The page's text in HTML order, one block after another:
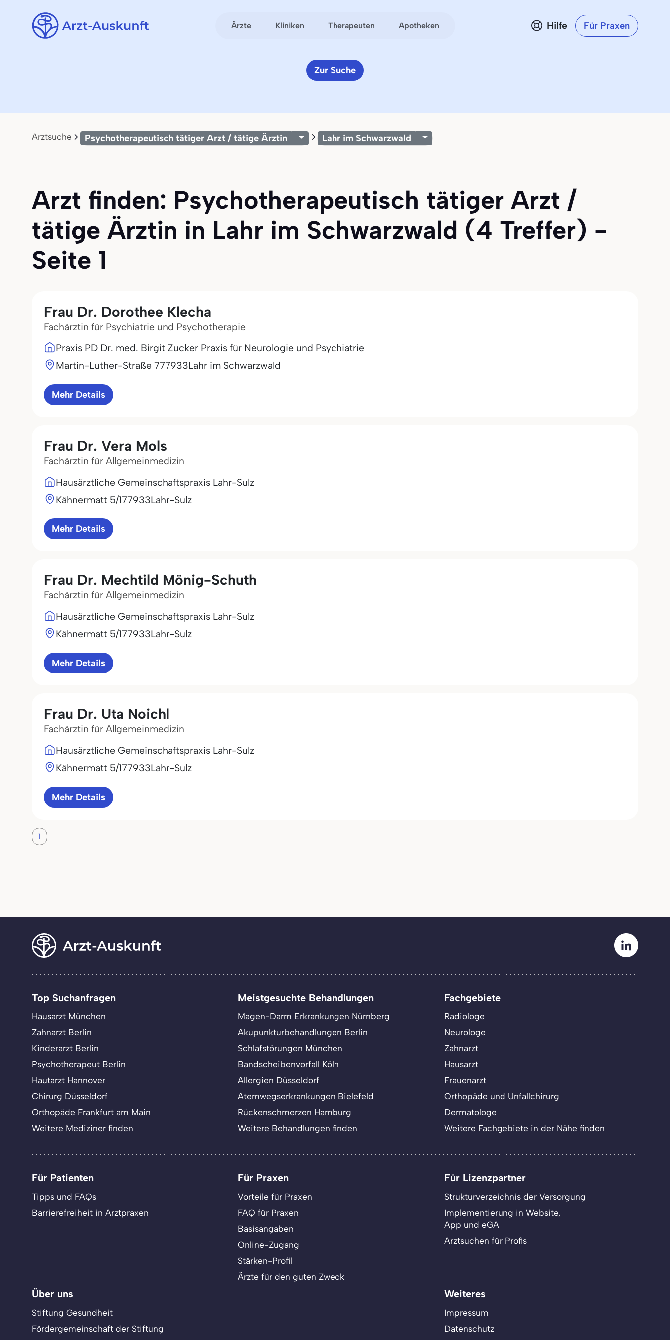
Ärzte Kliniken Therapeuten Apotheken Hilfe Für Praxen
Zur Suche
Arztsuche Psychotherapeutisch tätiger Arzt / tätige Ärztin Lahr im Schwarzwald
Arzt finden: Psychotherapeutisch tätiger Arzt /
tätige Ärztin in Lahr im Schwarzwald (4 Treffer) -
Seite 1
Frau Dr. Dorothee Klecha
Fachärztin für Psychiatrie und Psychotherapie
Praxis PD Dr. med. Birgit Zucker Praxis für Neurologie und Psychiatrie
Martin-Luther-Straße 777933Lahr im Schwarzwald
Mehr Details
Frau Dr. Vera Mols
Fachärztin für Allgemeinmedizin
Hausärztliche Gemeinschaftspraxis Lahr-Sulz
Kähnermatt 5/177933Lahr-Sulz
Mehr Details
Frau Dr. Mechtild Mönig-Schuth
Fachärztin für Allgemeinmedizin
Hausärztliche Gemeinschaftspraxis Lahr-Sulz
Kähnermatt 5/177933Lahr-Sulz
Mehr Details
Frau Dr. Uta Noichl
Fachärztin für Allgemeinmedizin
Hausärztliche Gemeinschaftspraxis Lahr-Sulz
Kähnermatt 5/177933Lahr-Sulz
Mehr Details
1
Top Suchanfragen
Hausarzt München
Zahnarzt Berlin
Kinderarzt Berlin
Psychotherapeut Berlin
Hautarzt Hannover
Chirurg Düsseldorf
Orthopäde Frankfurt am Main
Weitere Mediziner finden
Meistgesuchte Behandlungen
Magen-Darm Erkrankungen Nürnberg
Akupunkturbehandlungen Berlin
Schlafstörungen München
Bandscheibenvorfall Köln
Allergien Düsseldorf
Atemwegserkrankungen Bielefeld
Rückenschmerzen Hamburg
Weitere Behandlungen finden
Fachgebiete
Radiologe
Neurologe
Zahnarzt
Hausarzt
Frauenarzt
Orthopäde und Unfallchirurg
Dermatologe
Weitere Fachgebiete in der Nähe finden
Für Patienten
Tipps und FAQs
Barrierefreiheit in Arztpraxen
Für Praxen
Vorteile für Praxen
FAQ für Praxen
Basisangaben
Online-Zugang
Stärken-Profil
Ärzte für den guten Zweck
Für Lizenzpartner
Strukturverzeichnis der Versorgung
Implementierung in Website,
App und eGA
Arztsuchen für Profis
Über uns
Stiftung Gesundheit
Fördergemeinschaft der Stiftung
Weiteres
Impressum
Datenschutz